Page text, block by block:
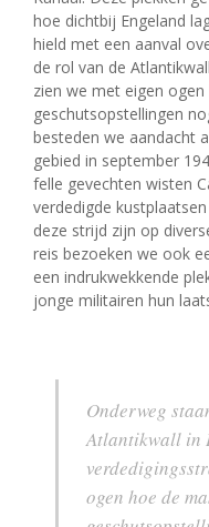
hoe dichtbij Engeland
hield met een aanval
de rol van de
zien we met eigen
geschutsopstellingen
besteden we aandacht
gebied in september
felle gevechten wisten
verdedigde
deze strijd zijn op
reis bezoeken we ook
een indrukwekkende
jonge militairen hun
Onderweg
Atlantikwall in
ogen hoe de